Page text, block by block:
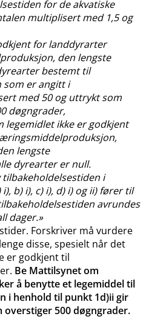
for de akvatiske
multiplisert med 1,5 og
for landdyrarter
den lengste
bestemt til
er angitt i
med 50 og uttrykt som
døgngrader,
legemidlet ikke er godkjent
lengste
dyrearter er null.
i
b) i), c) i), d) i) og ii) fører til
avrundes
dager.»
Forskriver må vurdere
disse, spesielt når det
er godkjent til
Be Mattilsynet om
å benytte et legemiddel til
i henhold til punkt 1d)ii gir
500 døgngrader.